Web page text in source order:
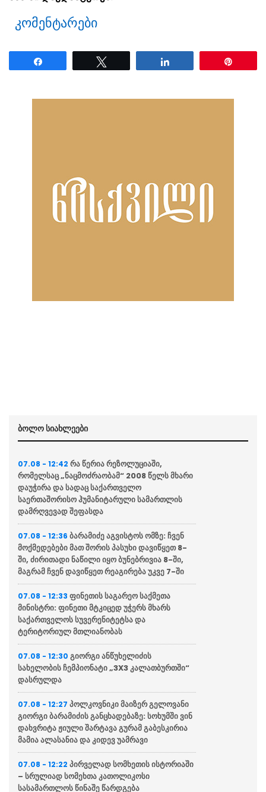
კომენტარები
ბოლო სიახლეები
07.08 - 12:42 რა წერია რეზოლუციაში,
რომელსაც „ნაცმოძრაობამ“ 2008 წელს მხარი
დაუჭირა და სადაც საქართველო
საერთაშორისო ჰუმანიტარული სამართლის
დამრღვევად შეფასდა
07.08 - 12:36 ბარამიძე აგვისტოს ომზე: ჩვენ
მოქმედებები მათ შორის პასუხი დავიწყეთ 8-
ში, ძირითადი ნაწილი იყო ბუნებრივია 8-ში,
მაგრამ ჩვენ დავიწყეთ რეაგირება უკვე 7-ში
07.08 - 12:33 ფინეთის საგარეო საქმეთა
მინისტრი: ფინეთი მტკიცედ უჭერს მხარს
საქართველოს სუვერენიტეტსა და
ტერიტორიულ მთლიანობას
07.08 - 12:30 გიორგი ანწუხელიძის
სახელობის ჩემპიონატი „3X3 კალათბურთში“
დასრულდა
07.08 - 12:27 პოლკოვნიკი მაიზერ გელოვანი
გიორგი ბარამიძის განცხადებაზე: სოხუმში ვინ
დახვრიტა ჟიული შარტავა გურამ გაბესკირია
მამია ალასანია და კიდევ უამრავი
07.08 - 12:22 პირველად სომხეთის ისტორიაში
– სრულიად სომეხთა კათოლიკოსი
სასამართლოს წინაშე წარდგება